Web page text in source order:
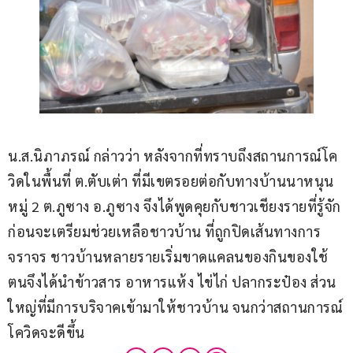
น.ส.นิภาภรณ์ กล่าวว่า หลังจากที่ทราบถึงสถานการณ์โค
วิดในพื้นที่ ต.ตับเต่า ที่มีเขตรอยต่อกับทางบ้านนาหนุน
หมู่ 2 ต.ภูซาง อ.ภูซาง จึงได้พูดคุยกับชาวเชียงรายที่รู้จัก
ก่อนจะเตรียมช่วยเหลือชาวบ้าน ที่ถูกปิดเส้นทางการ
จราจร ชาวบ้านหลายรายเริ่มขาดแคลนของกินของใช้
ตนจึงได้นำข้าวสาร อาหารแห้ง ไข่ไก่ ปลากระป๋อง ส่วน
ใหญ่ที่มีการบริจาคเข้ามาให้ชาวบ้าน จนกว่าสถานการณ์
โควิดจะดีขึ้น